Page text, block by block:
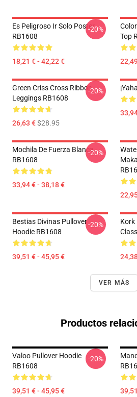
Es Peligroso Ir Solo Poster
RB1608
18,21 € - 42,22 €
-20%
Top
Green Criss Cross Ribbon
Leggings RB1608
26,63 €$28.95
-20%
Mochila De Fuerza Blanca
RB1608
33,94 € - 38,18 €
-20%
Bestias Divinas Pullover
Hoodie RB1608
39,51 € - 45,95 €
-20%
Kork
VER MÁS
Productos
Valoo Pullover Hoodie
RB1608
39,51 € - 45,95 €
-20%